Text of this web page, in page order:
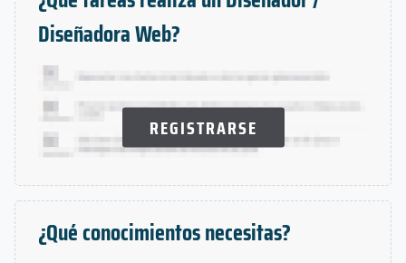
Diseñadora Web?
REGISTRARSE
¿Qué conocimientos necesitas?